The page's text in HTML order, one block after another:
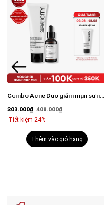
Combo Acne Duo giảm mụn sưng
Calm 30ml
309.000₫ 408.000₫
Tiết kiệm 24%
Thêm vào giỏ hàng